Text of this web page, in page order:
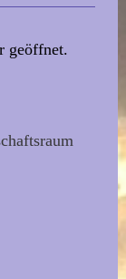
geöffnet.